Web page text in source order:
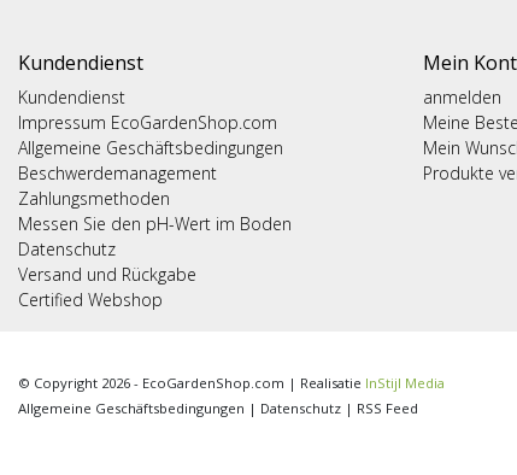
Kundendienst
Kundendienst
Impressum EcoGardenShop.com
Allgemeine Geschäftsbedingungen
Beschwerdemanagement
Zahlungsmethoden
Messen Sie den pH-Wert im Boden
Datenschutz
Versand und Rückgabe
Certified Webshop
Mein
anmelden
Meine
Mein
Produkte
© Copyright 2026 - EcoGardenShop.com | Realisatie InStijl Media
Allgemeine Geschäftsbedingungen | Datenschutz | RSS Feed